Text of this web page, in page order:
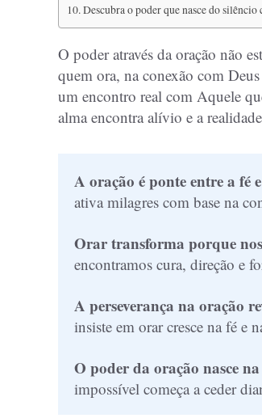
Descubra o poder que nasce do silêncio
O poder através da oração não
quem ora, na conexão com
um encontro real com Aquele
alma encontra alívio e a
A oração é ponte entre a fé
ativa milagres com base na
Orar transforma porque
encontramos cura, direção e
A perseverança na oração
insiste em orar cresce na fé e
O poder da oração nasce
impossível começa a ceder